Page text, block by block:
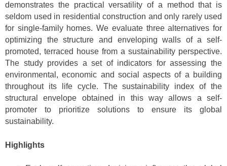
demonstrates the practical versatility of a method that is
seldom used in residential construction and only rarely used
for single-family homes. We evaluate three alternatives for
optimizing the structure and enveloping walls of a self-
promoted, terraced house from a sustainability perspective.
The study provides a set of indicators for assessing the
environmental, economic and social aspects of a building
throughout its life cycle. The sustainability index of the
structural envelope obtained in this way allows a self-
promoter to prioritize solutions to ensure its global
sustainability.
Highlights